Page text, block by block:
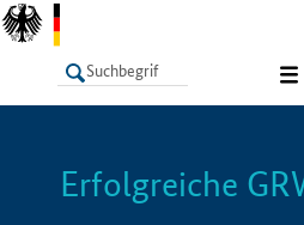
LISTE
Erfolgreiche